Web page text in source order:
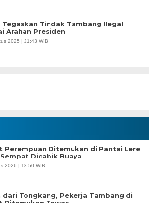
Tegaskan Tindak Tambang Ilegal
Arahan Presiden
2025 | 21:43 WIB
Perempuan Ditemukan di Pantai Lere
Dicabik Buaya
2026 | 18:50 WIB
dari Tongkang, Pekerja Tambang di